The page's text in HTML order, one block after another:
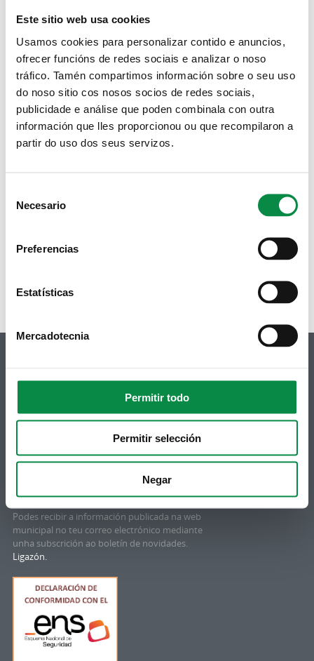
Este sitio web usa cookies
Usamos cookies para personalizar contido e anuncios,
ofrecer funcións de redes sociais e analizar o noso
tráfico. Tamén compartimos información sobre o seu uso
do noso sitio cos nosos socios de redes sociais,
publicidade e análise que poden combinala con outra
información que lles proporcionou ou que recompilaron a
partir do uso dos seus servizos.
Selection
Necesario
Preferencias
Estatísticas
Mercadotecnia
Permitir todo
Permitir selección
Negar
Imagen:
Os premios do XXII Certame Literario
Concello de Ames entregáronse este sábado
na Casa da Cultura do Milladoiro
Páxinas
© Concello de Ames
Praza do Concello, 2 |15220
Telf 981 883 002 | Fax 981 883 925
Subscrición boletíns
Podes recibir a información publicada na web
municipal no teu correo electrónico mediante
unha subscrición ao boletín de novidades.
Ligazón.